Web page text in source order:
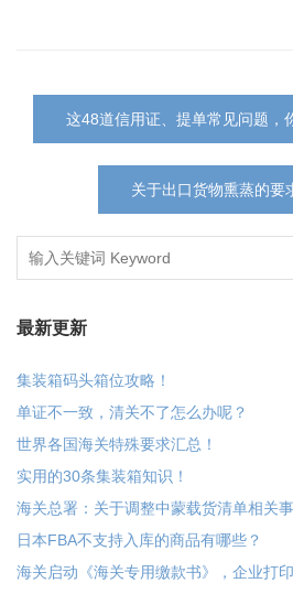
这48道信用证、提单常见问题，
关于出口货物熏蒸的要
最新更新
集装箱码头箱位攻略！
单证不一致，清关不了怎么办呢？
世界各国海关特殊要求汇总！
实用的30条集装箱知识！
海关总署：关于调整中蒙载货清单相关
日本FBA不支持入库的商品有哪些？
海关启动《海关专用缴款书》，企业打